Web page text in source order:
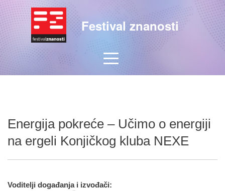
Festival znanosti
Energija pokreće – Učimo o energiji
na ergeli Konjičkog kluba NEXE
Voditelji događanja i izvođači: